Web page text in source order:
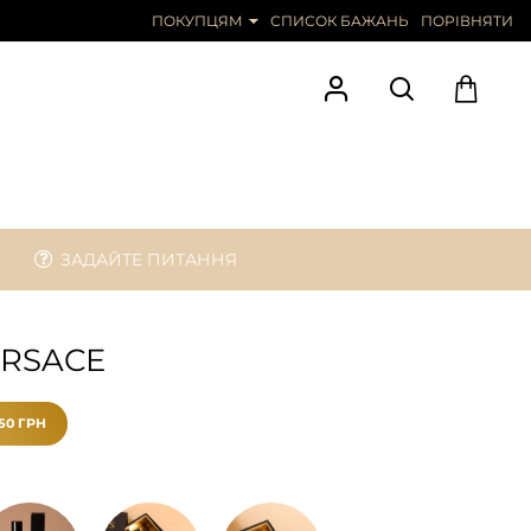
ПОКУПЦЯМ СПИСОК БАЖАНЬ ПОРІВНЯТИ
ЗАДАЙТЕ ПИТАННЯ
ГРН